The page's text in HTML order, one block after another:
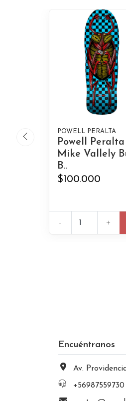
POWELL PERALTA
Powell Peralta
Mike Vallely
B..
$100.000
- +
Encuéntranos
Av. Providencia 2411,
+56987559730